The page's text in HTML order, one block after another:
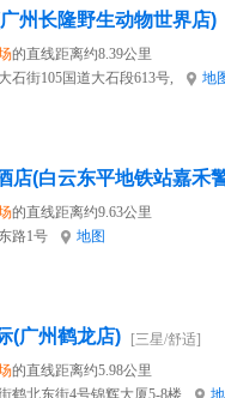
州长隆野生动物世界店)
的直线距离约8.39公里
石街105国道大石段613号, 地
店(白云东平地铁站嘉禾
的直线距离约9.63公里
路1号 地图
(广州鹤龙店)
[三星/舒适]
的直线距离约5.98公里
鹤北东街4号锦辉大厦5-8楼